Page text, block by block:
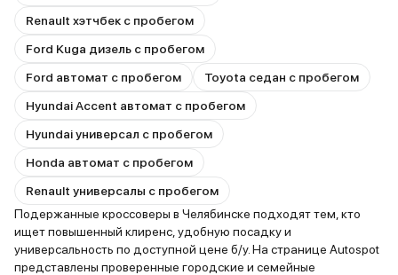
Renault хэтчбек с пробегом
Ford Kuga дизель с пробегом
Ford автомат с пробегом
Toyota седан с пробегом
Hyundai Accent автомат с пробегом
Hyundai универсал с пробегом
Honda автомат с пробегом
Renault универсалы с пробегом
Подержанные кроссоверы в Челябинске подходят тем, кто
ищет повышенный клиренс, удобную посадку и
универсальность по доступной цене б/у. На странице Autospot
представлены проверенные городские и семейные